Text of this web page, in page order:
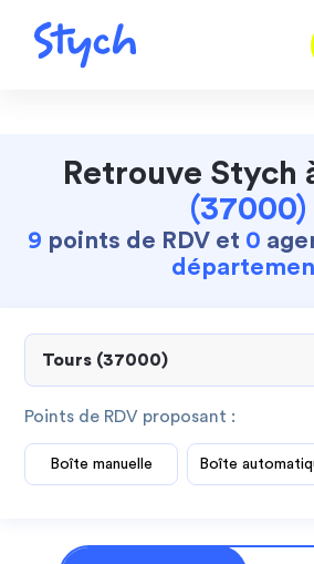
Retrouve Stych
(37000)
9 points de RDV et 0
Points de RDV proposant :
Boîte manuelle Boîte